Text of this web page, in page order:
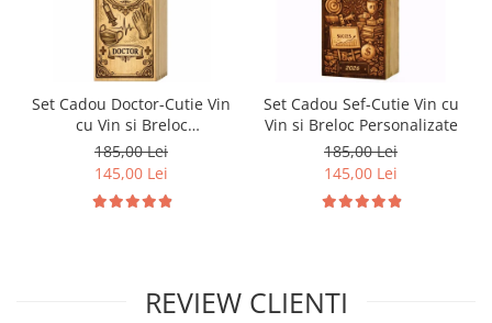
Set Cadou Doctor-Cutie Vin
cu Vin si Breloc
Personalizate
185,00 Lei
145,00 Lei
Set Cadou Sef-Cutie Vin cu
Vin si Breloc Personalizate
185,00 Lei
145,00 Lei
REVIEW CLIENTI